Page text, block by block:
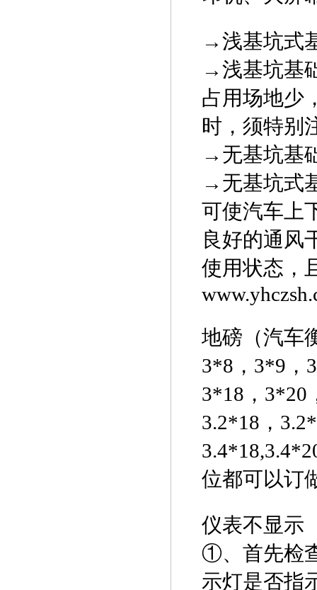
→浅基坑式
→浅基坑基
占用场地少
时，须特别
→无基坑基
→无基坑式
可使汽车上
良好的通风
使用状态，
地磅（汽车
3*8，3*9，
3*18，3*20
3.2*18，
位都可以订
仪表不显示
①、首先检
示灯是否指